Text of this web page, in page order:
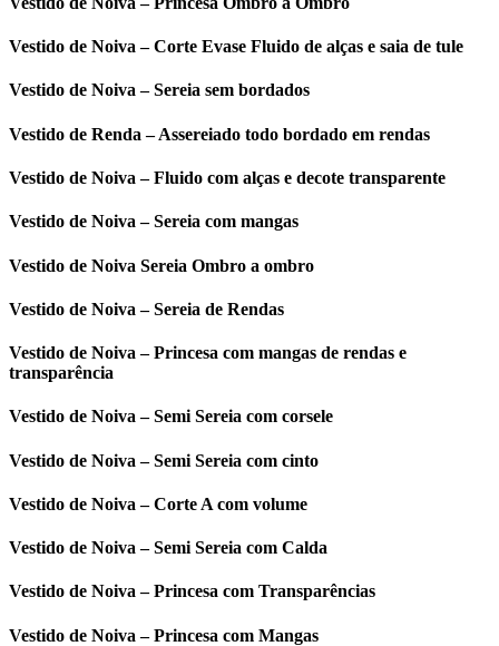
Vestido de Noiva – Corte Evase Fluido de alças e saia de tule
Vestido de Noiva – Sereia sem bordados
Vestido de Renda – Assereiado todo bordado em rendas
Vestido de Noiva – Fluido com alças e decote transparente
Vestido de Noiva – Sereia com mangas
Vestido de Noiva Sereia Ombro a ombro
Vestido de Noiva – Sereia de Rendas
Vestido de Noiva – Princesa com mangas de rendas e
transparência
Vestido de Noiva – Semi Sereia com corsele
Vestido de Noiva – Semi Sereia com cinto
Vestido de Noiva – Corte A com volume
Vestido de Noiva – Semi Sereia com Calda
Vestido de Noiva – Princesa com Transparências
Vestido de Noiva – Princesa com Mangas